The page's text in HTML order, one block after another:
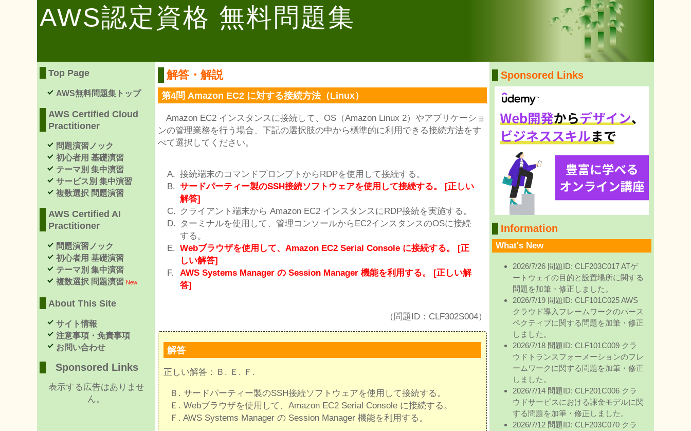
AWS認定資格 無料問題集
解答・解説
第4問 Amazon EC2 に対する接続方法（Linux）
Amazon EC2 インスタンスに接続して、OS（Amazon Linux 2）やアプリケーショ
ンの管理業務を行う場合、下記の選択肢の中から標準的に利用できる接続方法をす
べて選択してください。
接続端末のコマンドプロンプトからRDPを使用して接続する。
サードパーティー製のSSH接続ソフトウェアを使用して接続する。 [正しい
解答]
クライアント端末から Amazon EC2 インスタンスにRDP接続を実施する。
ターミナルを使用して、管理コンソールからEC2インスタンスのOSに接続
する。
Webブラウザを使用して、Amazon EC2 Serial Console に接続する。 [正
しい解答]
AWS Systems Manager の Session Manager 機能を利用する。 [正しい解
答]
（問題ID：CLF302S004）
解答
正しい解答：Ｂ. Ｅ. Ｆ.
Ｂ. サードパーティー製のSSH接続ソフトウェアを使用して接続する。
Ｅ. Webブラウザを使用して、Amazon EC2 Serial Console に接続する。
Ｆ. AWS Systems Manager の Session Manager 機能を利用する。
Top Page
AWS無料問題集トップ
AWS Certified Cloud
Practitioner
問題演習ノック
初心者用 基礎演習
テーマ別 集中演習
サービス別 集中演習
複数選択 問題演習
AWS Certified AI
Practitioner
問題演習ノック
初心者用 基礎演習
テーマ別 集中演習
複数選択 問題演習 New
About This Site
サイト情報
注意事項・免責事項
お問い合わせ
Sponsored Links
表示する広告はありませ
ん。
Sponsored Links
Information
What's New
2026/7/26 問題ID: CLF203C017 ATゲ
ートウェイの目的と設置場所に関する
問題を加筆・修正しました。
2026/7/19 問題ID: CLF101C025 AWS
クラウド導入フレームワークのパース
ペクティブに関する問題を加筆・修正
しました。
2026/7/18 問題ID: CLF101C009 クラ
ウドトランスフォーメーションのフレ
ームワークに関する問題を加筆・修正
しました。
2026/7/14 問題ID: CLF201C006 クラ
ウドサービスにおける課金モデルに関
する問題を加筆・修正しました。
2026/7/12 問題ID: CLF203C070 クラ